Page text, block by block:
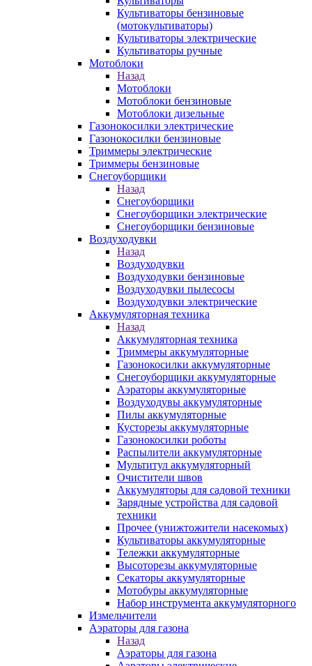
Культиваторы бензиновые
(мотокультиваторы)
Культиваторы электрические
Культиваторы ручные
Мотоблоки
Назад
Мотоблоки
Мотоблоки бензиновые
Мотоблоки дизельные
Газонокосилки электрические
Газонокосилки бензиновые
Триммеры электрические
Триммеры бензиновые
Снегоуборщики
Назад
Снегоуборщики
Снегоуборщики электрические
Снегоуборщики бензиновые
Воздуходувки
Назад
Воздуходувки
Воздуходувки бензиновые
Воздуходувки пылесосы
Воздуходувки электрические
Аккумуляторная техника
Назад
Аккумуляторная техника
Триммеры аккумуляторные
Газонокосилки аккумуляторные
Снегоуборщики аккумуляторные
Аэраторы аккумуляторные
Воздуходувы аккумуляторные
Пилы аккумуляторные
Кусторезы аккумуляторные
Газонокосилки роботы
Распылители аккумуляторные
Мультитул аккумуляторный
Очистители швов
Аккумуляторы для садовой техники
Зарядные устройства для садовой
техники
Прочее (унижтожители насекомых)
Культиваторы аккумуляторные
Тележки аккумуляторные
Высоторезы аккумуляторные
Секаторы аккумуляторные
Мотобуры аккумуляторные
Набор инструмента аккумуляторного
Измельчители
Аэраторы для газона
Назад
Аэраторы для газона